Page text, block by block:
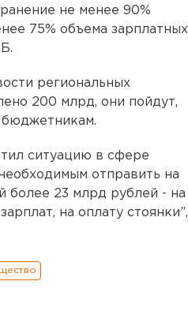
не менее 90%
75% объема зарплатных
региональных
200 млрд, они пойдут,
бюджетникам.
ситуацию в сфере
отправить на
более 23 млрд рублей - на
на оплату стоянки”,